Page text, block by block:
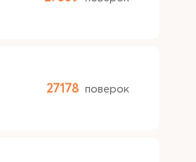
27178 поверок